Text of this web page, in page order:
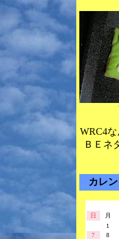
WRC4
ＢＥネ
カレ
日
月
1
7
8